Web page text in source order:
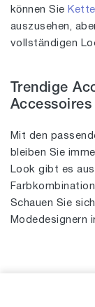
können Sie
auszusehen,
vollständigen
Trendige
Accessoires
Mit den
bleiben Sie
Look gibt es
Schauen Sie
Modedesignern